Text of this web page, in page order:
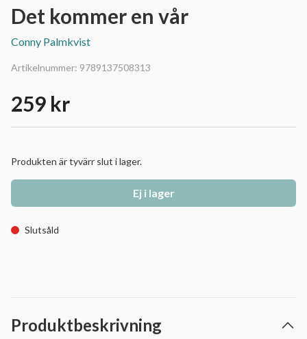
Det kommer en vår
Conny Palmkvist
Artikelnummer: 9789137508313
259 kr
Produkten är tyvärr slut i lager.
Ej i lager
Slutsåld
Produktbeskrivning